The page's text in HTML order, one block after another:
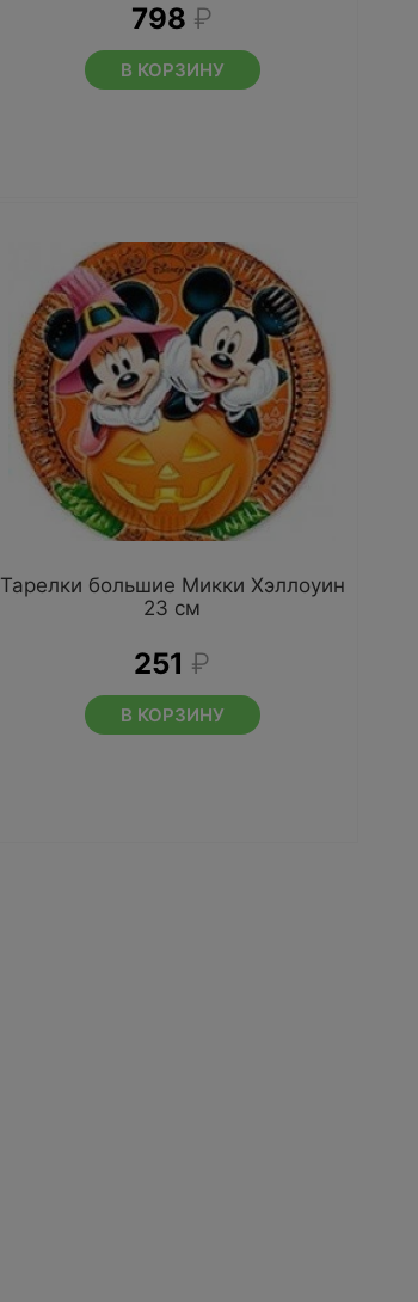
798 ₽
В КОРЗИНУ
Тарелки большие Микки Хэллоуин
23 см
251 ₽
В КОРЗИНУ